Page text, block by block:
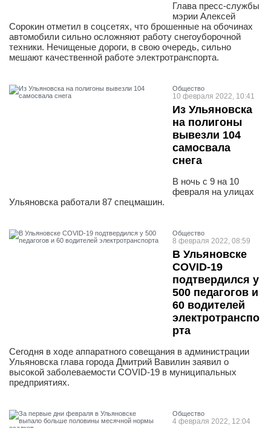
Глава пресс-службы
мэрии Алексей
Сорокин отметил в соцсетях, что брошенные на обочинах
автомобили сильно осложняют работу снегоуборочной
техники. Нечищеные дороги, в свою очередь, сильно
мешают качественной работе электротранспорта.
Общество
10 февраля 2022, 10:41
Из Ульяновска
на полигоны
вывезли 104
самосвала
снега
В ночь с 9 на 10
февраля на улицах
Ульяновска работали 87 спецмашин.
Общество
8 февраля 2022, 08:59
В Ульяновске
COVID-19
подтвердился у
500 педагогов и
60 водителей
электротранспо
рта
Сегодня в ходе аппаратного совещания в администрации
Ульяновска глава города Дмитрий Вавилин заявил о
высокой заболеваемости COVID-19 в муниципальных
предприятиях.
Общество
4 февраля 2022, 12:04